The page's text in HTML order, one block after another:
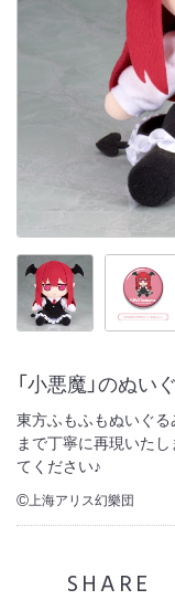
「小悪魔」のぬい
東方ふもふもぬいぐる
まで丁寧に再現いた
てください♪
©上海アリス幻樂団
SHARE